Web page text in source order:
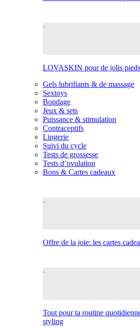
LOVASKIN pour de jolis pieds
Gels lubrifiants & de massage
Sextoys
Bondage
Jeux & sets
Puissance & stimulation
Contraceptifs
Lingerie
Suivi du cycle
Tests de grossesse
Tests d’ovulation
Bons & Cartes cadeaux
Offre de la joie: les cartes
Tout pour ta routine
styling